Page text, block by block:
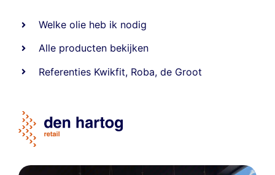
Welke olie heb ik nodig
Alle producten bekijken
Referenties Kwikfit, Roba,de Groot